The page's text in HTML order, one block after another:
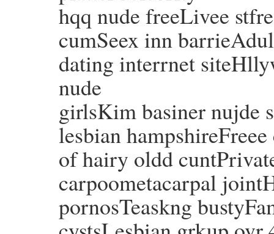
hqq nude freeLivee
cumSeex inn
dating interrnet
nude
girlsKim basiner nujde
lesbian
of hairy oldd
carpoometacarpal
pornosTeaskng